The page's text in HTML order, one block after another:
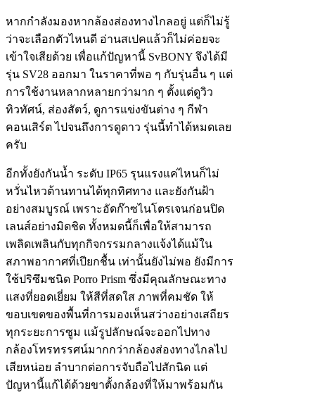
หากกำลังมองหากล้องส่องทางไกลอยู่ แต่ก็ไม่รู้
ว่าจะเลือกตัวไหนดี อ่านสเปคแล้วก็ไม่ค่อยจะ
เข้าใจเสียด้วย เพื่อแก้ปัญหานี้ SvBONY จึงได้มี
รุ่น SV28 ออกมา ในราคาที่พอ ๆ กับรุ่นอื่น ๆ แต่
การใช้งานหลากหลายกว่ามาก ๆ ตั้งแต่ดูวิว
ทิวทัศน์, ส่องสัตว์, ดูการแข่งขันต่าง ๆ กีฬา
คอนเสิร์ต ไปจนถึงการดูดาว รุ่นนี้ทำได้หมดเลย
ครับ
อีกทั้งยังกันน้ำ ระดับ IP65 รุนแรงแค่ไหนก็ไม่
หวั่นไหวต้านทานได้ทุกทิศทาง และยังกันฝ้า
อย่างสมบูรณ์ เพราะอัดก๊าซไนโตรเจนก่อนปิด
เลนส์อย่างมิดชิด ทั้งหมดนี้ก็เพื่อให้สามารถ
เพลิดเพลินกับทุกกิจกรรมกลางแจ้งได้แม้ใน
สภาพอากาศที่เปียกชื้น เท่านั้นยังไม่พอ ยังมีการ
ใช้ปริซึมชนิด Porro Prism ซึ่งมีคุณลักษณะทาง
แสงที่ยอดเยี่ยม ให้สีที่สดใส ภาพที่คมชัด ให้
ขอบเขตของพื้นที่การมองเห็นสว่างอย่างเสถียร
ทุกระยะการซูม แม้รูปลักษณ์จะออกไปทาง
กล้องโทรทรรศน์มากกว่ากล้องส่องทางไกลไป
เสียหน่อย ลำบากต่อการจับถือไปสักนิด แต่
ปัญหานี้แก้ได้ด้วยขาตั้งกล้องที่ให้มาพร้อมกัน